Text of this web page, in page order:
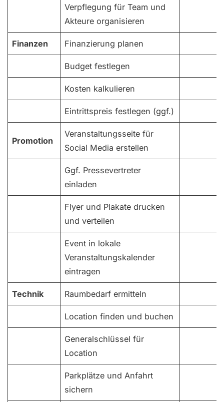
Verpflegung für Team und
Akteure organisieren
Finanzen Finanzierung planen
Budget festlegen
Kosten kalkulieren
Eintrittspreis festlegen (ggf.)
Promotion
Veranstaltungsseite für
Social Media erstellen
Ggf. Pressevertreter
einladen
Flyer und Plakate drucken
und verteilen
Event in lokale
Veranstaltungskalender
eintragen
Technik Raumbedarf ermitteln
Location finden und buchen
Generalschlüssel für
Location
Parkplätze und Anfahrt
sichern